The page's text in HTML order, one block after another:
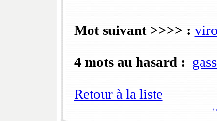
Mot suivant >>>> :
4 mots au hasard :
Retour à la liste